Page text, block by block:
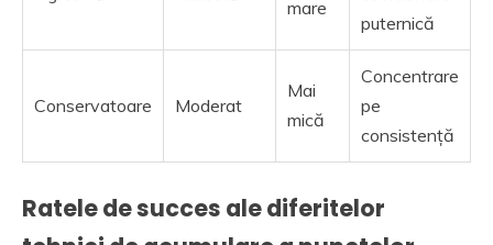
mare
puternică
Conservatoare Moderat
Mai
mică
Concentrare
pe
consistență
Ratele de succes ale diferitelor